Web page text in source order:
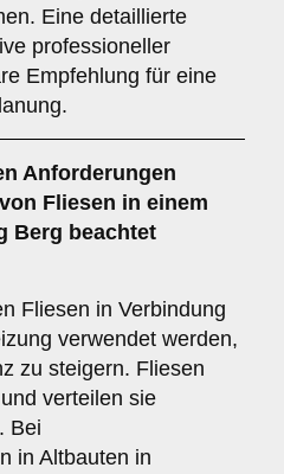
Eine detaillierte
professioneller
Empfehlung für eine
Anforderungen
Fliesen in einem
Berg beachtet
Fliesen in Verbindung
verwendet werden,
zu steigern. Fliesen
verteilen sie
Bei
in Altbauten in